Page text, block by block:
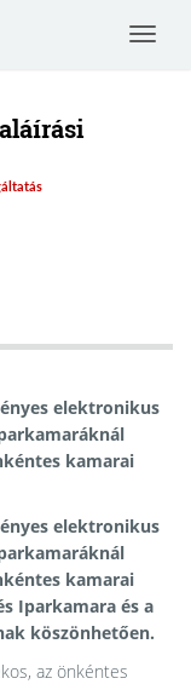
Toggle
elektronikus
kamarai
elektronikus
kamarai
Iparkamara és a
köszönhetően.
az önkéntes